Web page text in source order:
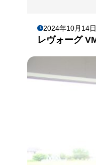
2024年10月14日
レヴォーグ